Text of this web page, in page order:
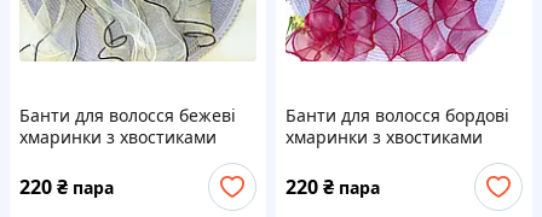
Банти для волосся бежеві
хмаринки з хвостиками
220₴ пара
Банти для волосся бордові
хмаринки з хвостиками
220₴ пара